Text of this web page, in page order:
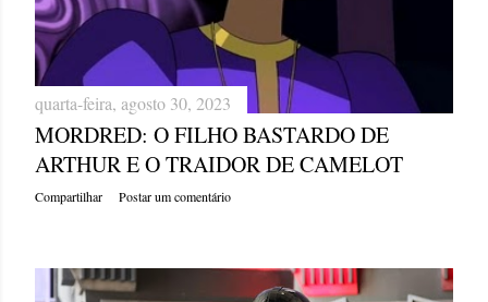
quarta-feira, agosto 30, 2023
MORDRED: O FILHO BASTARDO DE
ARTHUR E O TRAIDOR DE CAMELOT
Compartilhar Postar um comentário